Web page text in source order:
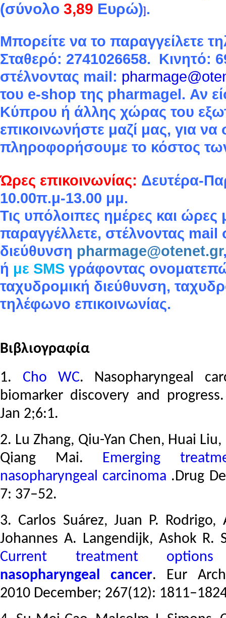
(σύνολο 3,89 Ευρώ)].
Μπορείτε να το παραγγείλετε
Σταθερό: 2741026658. Κινητό:
στέλνοντας mail:
του e-shop της pharmagel. Αν
Κύπρου ή άλλης χώρας του
επικοινωνήστε μαζί μας, για να
πληροφορήσουμε το κόστος
Ώρες επικοινωνίας: Δευτέρα-
10.00π.μ-13.00 μμ.
Τις υπόλοιπες ημέρες και ώρες
παραγγέλλετε, στέλνοντας mail
διεύθυνση pharmage@otenet.gr
ή με SMS γράφοντας
ταχυδρομική διεύθυνση,
τηλέφωνο επικοινωνίας.
Βιβλιογραφία
1. Cho WC. Nasopharyngeal
biomarker discovery and
Jan 2;6:1.
2. Lu Zhang, Qiu-Yan Chen, Huai
Qiang Mai. Emerging
nasopharyngeal carcinoma .Drug
7: 37–52.
3. Carlos Suárez, Juan P. Rodrigo,
Johannes A. Langendijk, Ashok R.
Current treatment
nasopharyngeal cancer. Eur Arch
2010 December; 267(12):